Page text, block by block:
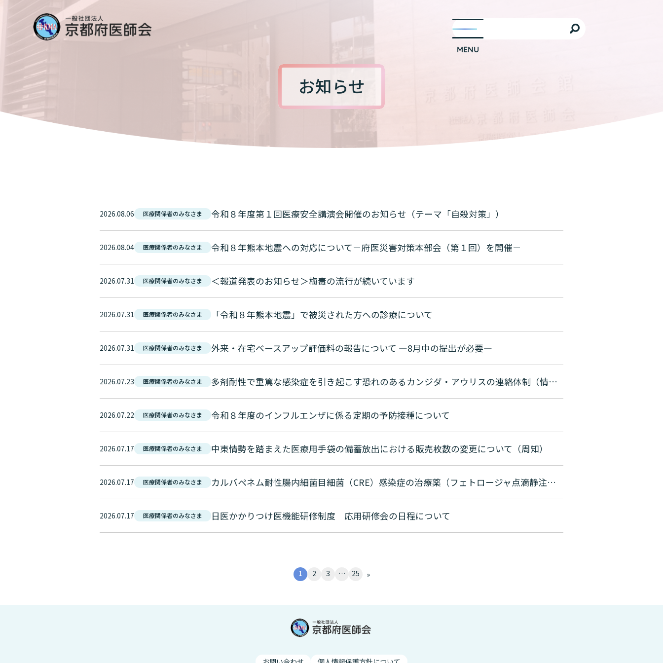
お知らせ
2026.08.06 医療関係者のみなさま 令和８年度第１回医療安全講演会開催のお知らせ（テーマ「自殺対策」）
2026.08.04 医療関係者のみなさま 令和８年熊本地震への対応について－府医災害対策本部会（第１回）を開催－
2026.07.31 医療関係者のみなさま ＜報道発表のお知らせ＞梅毒の流行が続いています
2026.07.31 医療関係者のみなさま 「令和８年熊本地震」で被災された方への診療について
2026.07.31 医療関係者のみなさま 外来・在宅ベースアップ評価料の報告について —8月中の提出が必要―
2026.07.23 医療関係者のみなさま 多剤耐性で重篤な感染症を引き起こす恐れのあるカンジダ・アウリスの連絡体制（情報提供及び依頼）の改正について
2026.07.22 医療関係者のみなさま 令和８年度のインフルエンザに係る定期の予防接種について
2026.07.17 医療関係者のみなさま 中東情勢を踏まえた医療用手袋の備蓄放出における販売枚数の変更について（周知）
2026.07.17 医療関係者のみなさま カルバペネム耐性腸内細菌目細菌（CRE）感染症の治療薬（フェトロージャ点滴静注用1g）の適正使用に関するアンケート調査について（協力依頼）
2026.07.17 医療関係者のみなさま 日医かかりつけ医機能研修制度 応用研修会の日程について
1 2 3 … 25 »